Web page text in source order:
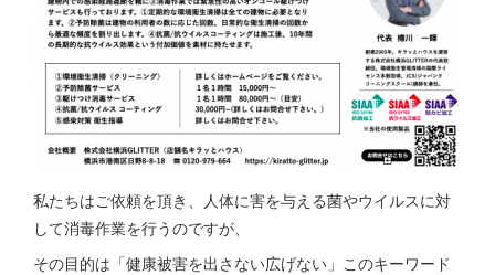
私たちはご依頼を頂き、人体に害を与える菌やウイルスに対
して消毒作業を行うのですが、
その目的は「健康被害を出さない広げない」このキーワード